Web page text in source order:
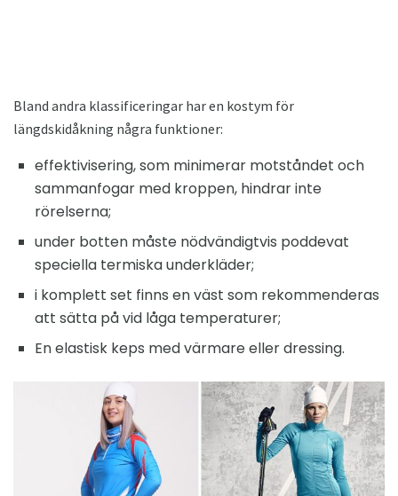
Bland andra klassificeringar har en kostym för
längdskidåkning några funktioner:
effektivisering, som minimerar motståndet och
sammanfogar med kroppen, hindrar inte
rörelserna;
under botten måste nödvändigtvis poddevat
speciella termiska underkläder;
i komplett set finns en väst som rekommenderas
att sätta på vid låga temperaturer;
En elastisk keps med värmare eller dressing.